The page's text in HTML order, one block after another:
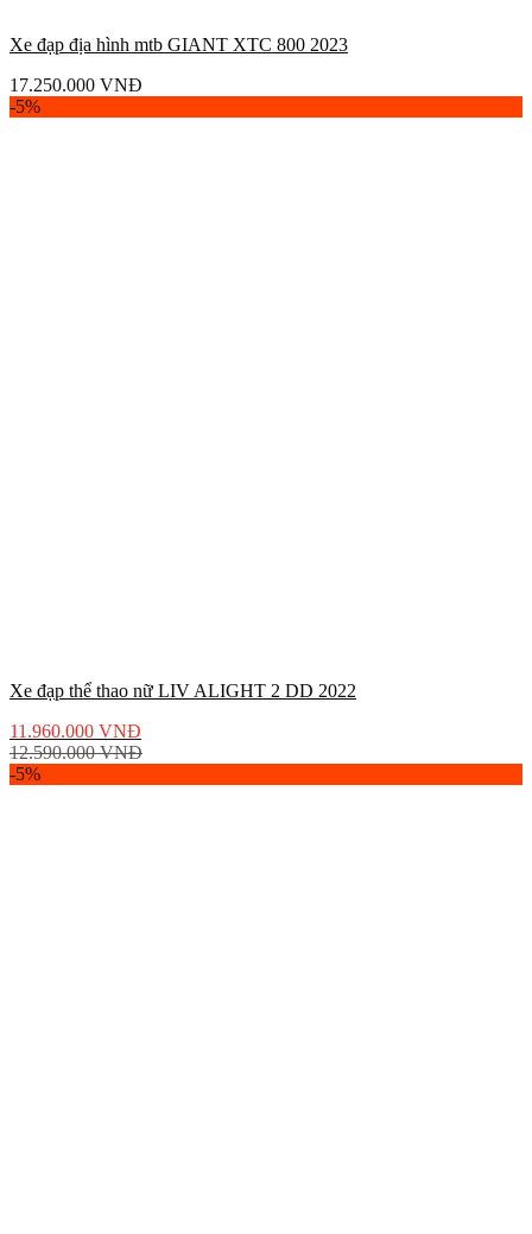
Xe đạp địa hình mtb GIANT XTC 800 2023
17.250.000 VNĐ
-5%
Xe đạp thể thao nữ LIV ALIGHT 2 DD 2022
11.960.000 VNĐ
12.590.000VNĐ
-5%